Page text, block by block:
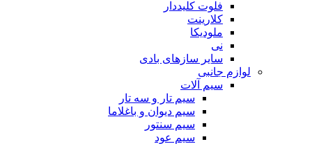
فلوت کلیددار
کلارینت
ملودیکا
نی
سایر سازهای بادی
لوازم جانبی
سیم آلات
سیم تار و سه تار
سیم دیوان و باغلاما
سیم سنتور
سیم عود